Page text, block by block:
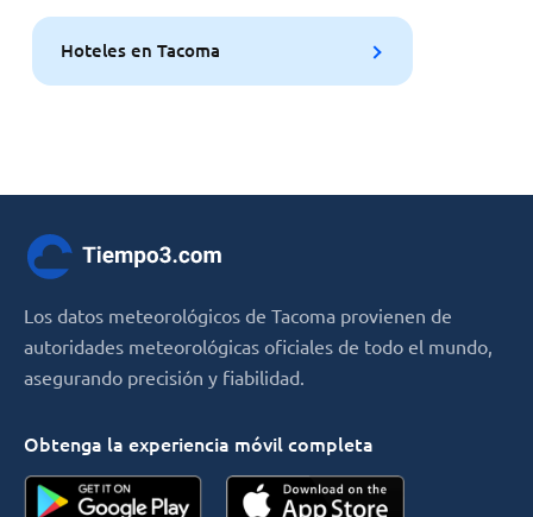
Hoteles en Tacoma
Los datos meteorológicos de Tacoma provienen de
autoridades meteorológicas oficiales de todo el mundo,
asegurando precisión y fiabilidad.
Obtenga la experiencia móvil completa